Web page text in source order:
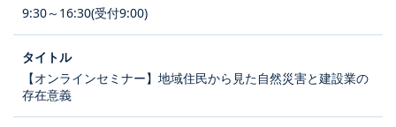
9:30～16:30(受付9:00)
【オンラインセミナー】地域住民から見た自然災害と建設業の
存在意義